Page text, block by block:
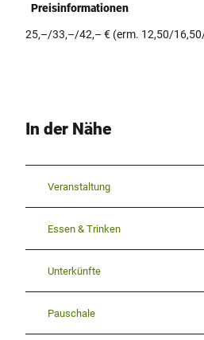
Preisinformationen
25,–/33,–/42,– € (erm. 12,50/
In der Nähe
Veranstaltung
Essen & Trinken
Unterkünfte
Pauschale